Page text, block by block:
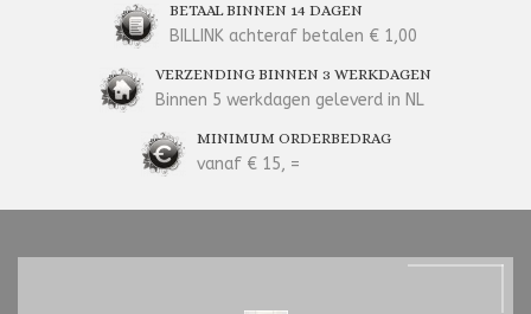
BETAAL BINNEN 14 DAGEN
BILLINK achteraf betalen € 1,00
VERZENDING BINNEN 3 WERKDAGEN
Binnen 5 werkdagen geleverd in NL
MINIMUM ORDERBEDRAG
vanaf € 15, =